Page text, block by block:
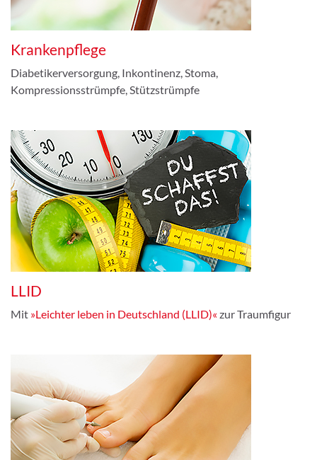
Krankenpflege
Diabetikerversorgung, Inkontinenz, Stoma,
Kompressionsstrümpfe, Stützstrümpfe
LLID
Mit »Leichter leben in Deutschland (LLID)« zur Traumfigur